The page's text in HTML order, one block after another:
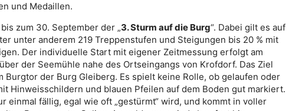
und Medaillen.
zum 30. September der „3. Sturm auf die Burg“. Dabei gilt es auf
unter anderem 219 Treppenstufen und Steigungen bis 20 % mit
Der individuelle Start mit eigener Zeitmessung erfolgt am
der Seemühle nahe des Ortseingangs von Krofdorf. Das Ziel
Burgtor der Burg Gleiberg. Es spielt keine Rolle, ob gelaufen oder
Hinweisschildern und blauen Pfeilen auf dem Boden gut markiert.
einmal fällig, egal wie oft „gestürmt“ wird, und kommt in voller